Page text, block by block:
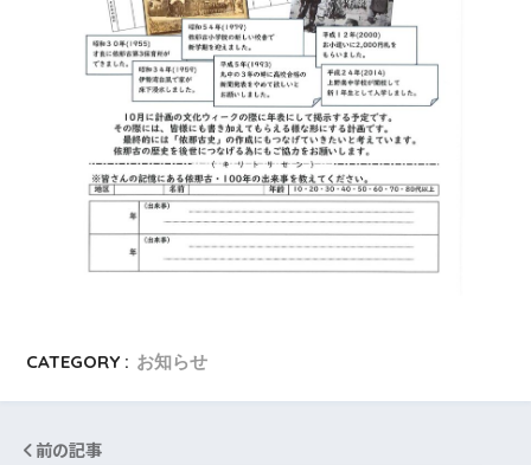
CATEGORY : お知らせ
前の記事